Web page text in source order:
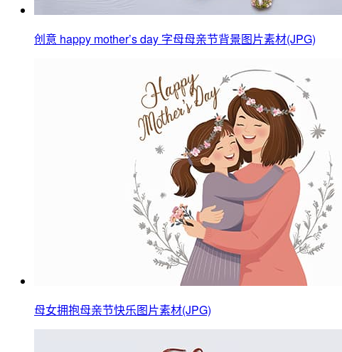
创意 happy mother’s day 字母母亲节背景图片素材(JPG)
母女拥抱母亲节快乐图片素材(JPG)